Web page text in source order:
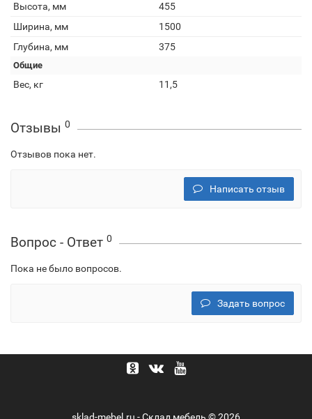
Высота, мм
455
Ширина, мм
1500
Глубина, мм
375
Общие
Вес, кг 11,5
Отзывы 0
Отзывов пока нет.
Написать отзыв
Вопрос - Ответ 0
Пока не было вопросов.
Задать вопрос